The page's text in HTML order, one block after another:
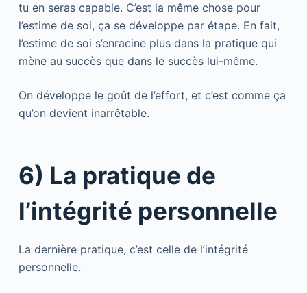
tu en seras capable. C’est la même chose pour
l’estime de soi, ça se développe par étape. En fait,
l’estime de soi s’enracine plus dans la pratique qui
mène au succès que dans le succès lui-même.
On développe le goût de l’effort, et c’est comme ça
qu’on devient inarrêtable.
6) La pratique de
l’intégrité personnelle
La dernière pratique, c’est celle de l’intégrité
personnelle.